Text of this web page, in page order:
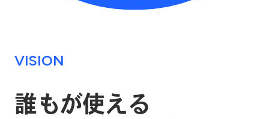
VISION
誰もが使える